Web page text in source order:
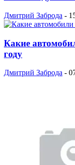
Дмитрий Заброда -
Какие
году
Дмитрий Заброда -